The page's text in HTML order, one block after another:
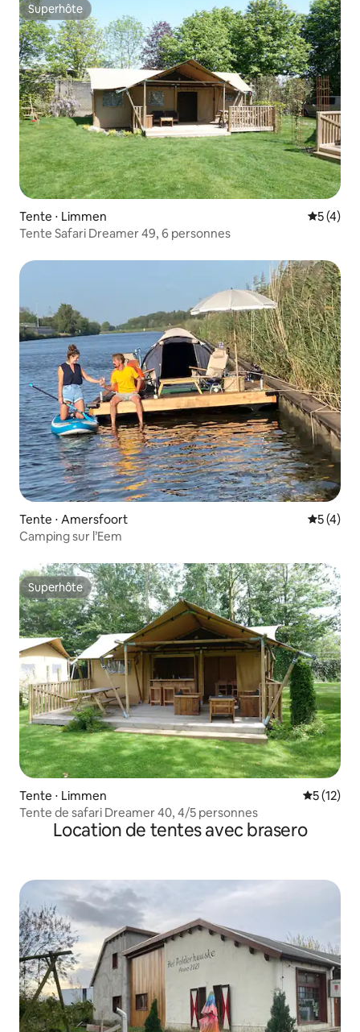
Superhôte
Superhôte
Tente ⋅ Limmen
5 (4)
Tente Safari Dreamer 49, 6 personnes
Tente ⋅ Amersfoort
5 (4)
Camping sur l’Eem
Superhôte
Superhôte
Tente ⋅ Limmen
5 (12)
Tente de safari Dreamer 40, 4/5 personnes
Location de tentes avec brasero